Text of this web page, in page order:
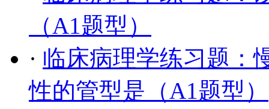
（A1题型）
· 临床病理学练习题：
性的管型是（A1题型）